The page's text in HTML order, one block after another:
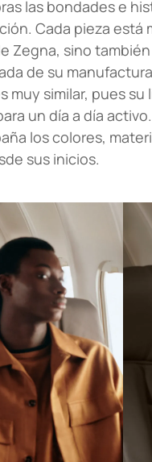
las bondades e
Cada pieza
Zegna, sino
de su
muy similar, pues su
un día a día
los colores,
sus inicios.